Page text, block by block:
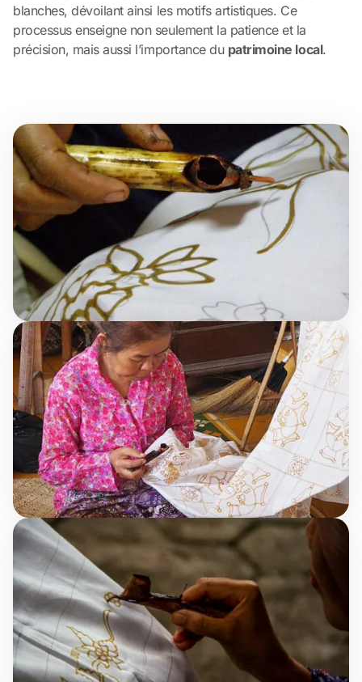
blanches, dévoilant ainsi les motifs artistiques. Ce
processus enseigne non seulement la patience et la
précision, mais aussi l’importance du patrimoine local.